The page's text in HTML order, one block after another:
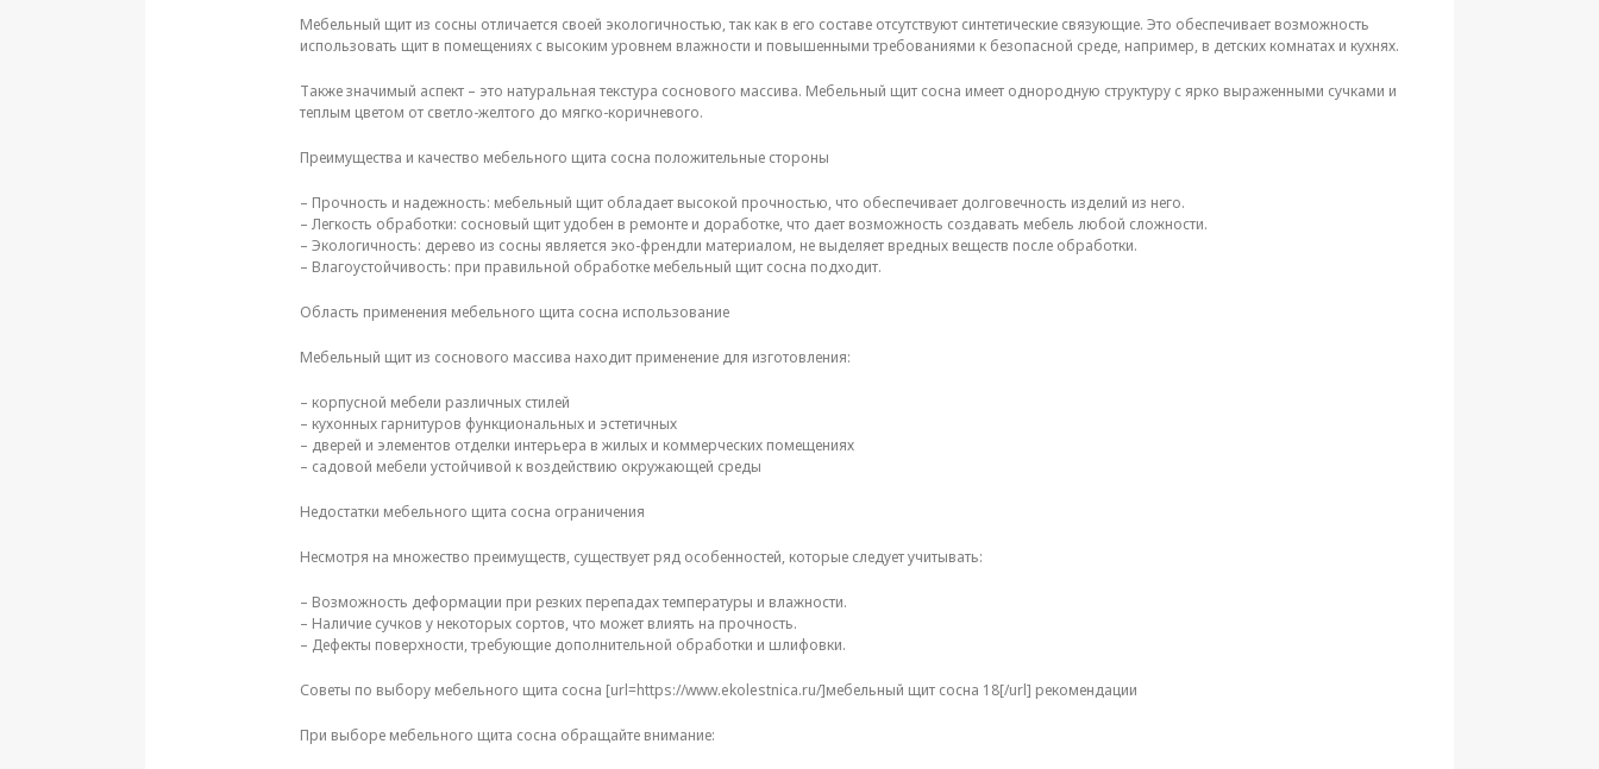
Мебельный щит из сосны отличается своей экологичностью, так как в его составе отсутствуют синтетические связующие. Это обеспечивает возможность
использовать щит в помещениях с высоким уровнем влажности и повышенными требованиями к безопасной среде, например, в детских комнатах и кухнях.
Также значимый аспект – это натуральная текстура соснового массива. Мебельный щит сосна имеет однородную структуру с ярко выраженными сучками и
теплым цветом от светло-желтого до мягко-коричневого.
Преимущества и качество мебельного щита сосна положительные стороны
– Прочность и надежность: мебельный щит обладает высокой прочностью, что обеспечивает долговечность изделий из него.
– Легкость обработки: сосновый щит удобен в ремонте и доработке, что дает возможность создавать мебель любой сложности.
– Экологичность: дерево из сосны является эко-френдли материалом, не выделяет вредных веществ после обработки.
– Влагоустойчивость: при правильной обработке мебельный щит сосна подходит.
Область применения мебельного щита сосна использование
Мебельный щит из соснового массива находит применение для изготовления:
– корпусной мебели различных стилей
– кухонных гарнитуров функциональных и эстетичных
– дверей и элементов отделки интерьера в жилых и коммерческих помещениях
– садовой мебели устойчивой к воздействию окружающей среды
Недостатки мебельного щита сосна ограничения
Несмотря на множество преимуществ, существует ряд особенностей, которые следует учитывать:
– Возможность деформации при резких перепадах температуры и влажности.
– Наличие сучков у некоторых сортов, что может влиять на прочность.
– Дефекты поверхности, требующие дополнительной обработки и шлифовки.
Советы по выбору мебельного щита сосна [url=https://www.ekolestnica.ru/]мебельный щит сосна 18[/url] рекомендации
При выборе мебельного щита сосна обращайте внимание: